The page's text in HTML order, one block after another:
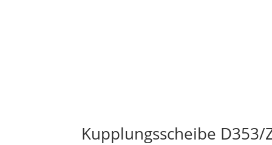
Kupplungsscheibe D353/